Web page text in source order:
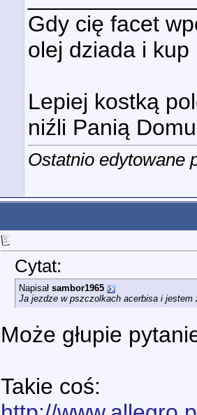
Gdy cię facet
olej dziada i
Lepiej kostką
niźli Panią
Ostatnio edytowane
Cytat:
Napisał sambor1965
Ja jezdze w pszczolkach acerbisa i jestem
Może głupie
Takie coś: